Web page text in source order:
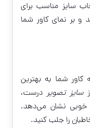
سایز مناسب برای
و بر نمای کاور شما
کاور شما به بهترین
سایز تصویردرست،
خوبی نشان می‌دهد.
را جلب کنید.